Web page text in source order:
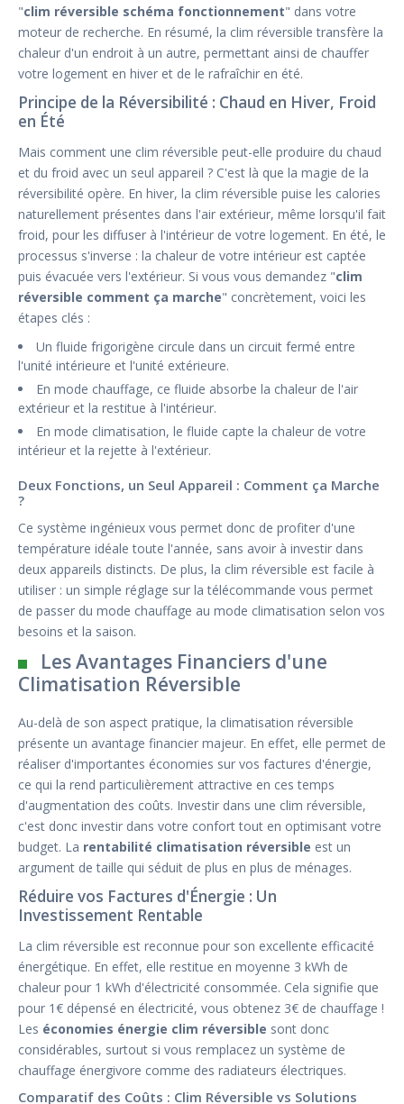
"clim réversible schéma fonctionnement" dans votre
moteur de recherche. En résumé, la clim réversible transfère la
chaleur d'un endroit à un autre, permettant ainsi de chauffer
votre logement en hiver et de le rafraîchir en été.
Principe de la Réversibilité : Chaud en Hiver, Froid
en Été
Mais comment une clim réversible peut-elle produire du chaud
et du froid avec un seul appareil ? C'est là que la magie de la
réversibilité opère. En hiver, la clim réversible puise les calories
naturellement présentes dans l'air extérieur, même lorsqu'il fait
froid, pour les diffuser à l'intérieur de votre logement. En été, le
processus s'inverse : la chaleur de votre intérieur est captée
puis évacuée vers l'extérieur. Si vous vous demandez "clim
réversible comment ça marche" concrètement, voici les
étapes clés :
Un fluide frigorigène circule dans un circuit fermé entre
l'unité intérieure et l'unité extérieure.
En mode chauffage, ce fluide absorbe la chaleur de l'air
extérieur et la restitue à l'intérieur.
En mode climatisation, le fluide capte la chaleur de votre
intérieur et la rejette à l'extérieur.
Deux Fonctions, un Seul Appareil : Comment ça Marche
?
Ce système ingénieux vous permet donc de profiter d'une
température idéale toute l'année, sans avoir à investir dans
deux appareils distincts. De plus, la clim réversible est facile à
utiliser : un simple réglage sur la télécommande vous permet
de passer du mode chauffage au mode climatisation selon vos
besoins et la saison.
Les Avantages Financiers d'une
Climatisation Réversible
Au-delà de son aspect pratique, la climatisation réversible
présente un avantage financier majeur. En effet, elle permet de
réaliser d'importantes économies sur vos factures d'énergie,
ce qui la rend particulièrement attractive en ces temps
d'augmentation des coûts. Investir dans une clim réversible,
c'est donc investir dans votre confort tout en optimisant votre
budget. La rentabilité climatisation réversible est un
argument de taille qui séduit de plus en plus de ménages.
Réduire vos Factures d'Énergie : Un
Investissement Rentable
La clim réversible est reconnue pour son excellente efficacité
énergétique. En effet, elle restitue en moyenne 3 kWh de
chaleur pour 1 kWh d'électricité consommée. Cela signifie que
pour 1€ dépensé en électricité, vous obtenez 3€ de chauffage !
Les économies énergie clim réversible sont donc
considérables, surtout si vous remplacez un système de
chauffage énergivore comme des radiateurs électriques.
Comparatif des Coûts : Clim Réversible vs Solutions